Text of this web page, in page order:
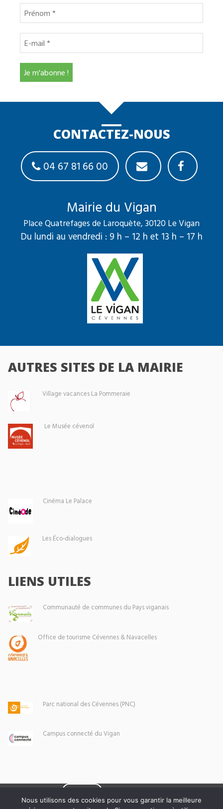
CONTACTEZ-NOUS
04 67 81 66 00
Mairie du Vigan
Place Quatrefages de Laroquète, 30120 Le Vigan
Du lundi au vendredi : 9 h – 12 h et 13 h – 17 h
AUTRES SITES DE LA MAIRIE
Village vacances La Pommeraie
Le Musée cévenol
Cinéma Le Palace
Les Éco-dialogues
LIENS UTILES
Communauté de communes du Pays viganais
Office de tourisme Cévennes & Navacelles
Parc national des Cévennes (PNC)
Campus connecté du Vigan
Nous utilisons des cookies pour vous garantir la meilleure